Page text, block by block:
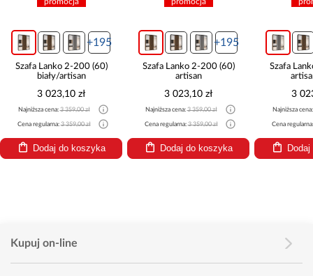
promocja
+195
Szafa Lanko 2-200 (60)
biały/artisan
3 023,10 zł
Najniższa cena:3 359,00 zł
Cena regularna:3 359,00 zł
Dodaj do koszyka
promocja
+195
Szafa Lanko 2-200 (60)
artisan
3 023,10 zł
Najniższa cena:3 359,00 zł
Cena regularna:3 359,00 zł
Dodaj do koszyka
Szafa
3
Najniższa
Cena
Kupuj on-line